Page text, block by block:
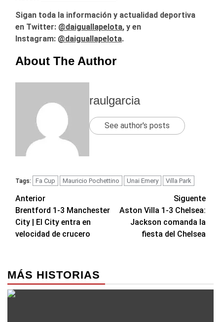
Sigan toda la información y actualidad deportiva
en Twitter: @daiguallapelota, y en
Instagram: @daiguallapelota.
About The Author
raulgarcia
See author's posts
Tags: Fa Cup Mauricio Pochettino Unai Emery Villa Park
Navegación
de
entradas
Anterior
Brentford 1-3 Manchester
City | El City entra en
velocidad de crucero
Siguente
Aston Villa 1-3 Chelsea:
Jackson comanda la
fiesta del Chelsea
MÁS HISTORIAS